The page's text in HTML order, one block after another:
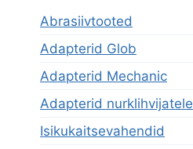
Abrasiivtooted
Adapterid Glob
Adapterid Mechanic
Adapterid nurklihvijatele
Isikukaitsevahendid